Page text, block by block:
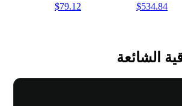
$534.84
$79.12
الشائعة